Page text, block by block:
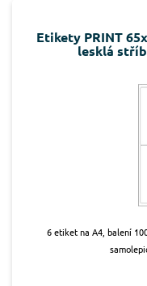
Etikety PRINT
lesklá
6 etiket na A4, balení